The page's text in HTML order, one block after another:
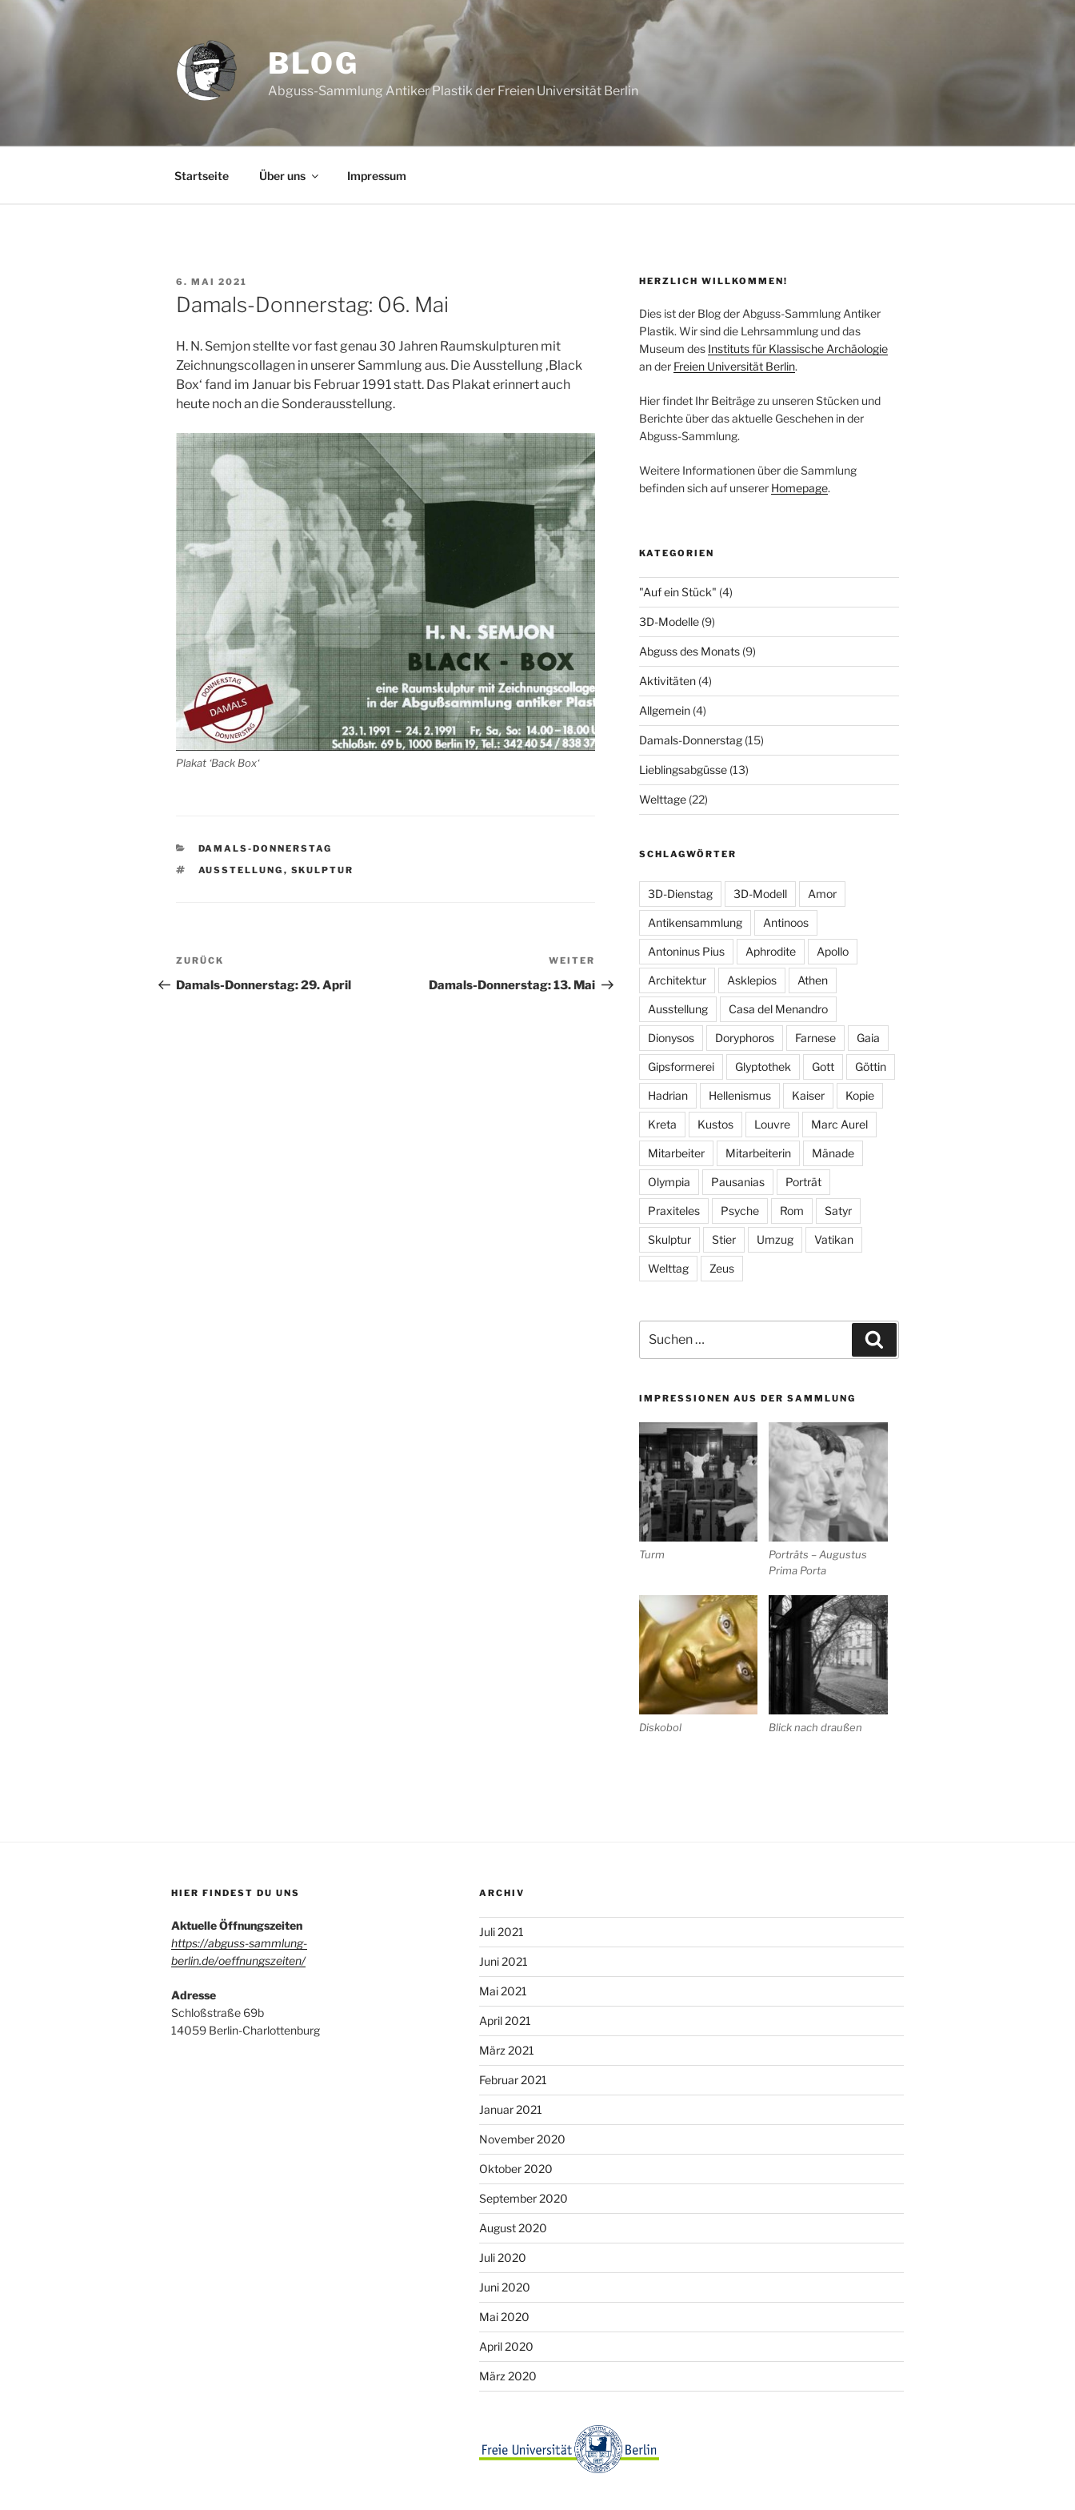
springen
BLOG
Abguss-Sammlung Antiker Plastik der Freien Universität Berlin
Startseite Über uns Impressum
VERÖFFENTLICHT
AM
6. MAI 2021
Damals-Donnerstag: 06. Mai
H. N. Semjon stellte vor fast genau 30 Jahren Raumskulpturen mit
Zeichnungscollagen in unserer Sammlung aus. Die Ausstellung ‚Black
Box‘ fand im Januar bis Februar 1991 statt. Das Plakat erinnert auch
heute noch an die Sonderausstellung.
Plakat ‘Back Box‘
KATEGORIEN
DAMALS-DONNERSTAG
SCHLAGWÖRTER
AUSSTELLUNG , SKULPTUR
Beitragsnavigation
Vorheriger
Beitrag
ZURÜCK
Damals-Donnerstag: 29. April
Nächster
Beitrag
WEITER
Damals-Donnerstag: 13. Mai
HERZLICH WILLKOMMEN!
Dies ist der Blog der Abguss-Sammlung Antiker
Plastik. Wir sind die Lehrsammlung und das
Museum des Instituts für Klassische Archäologie
an der Freien Universität Berlin.
Hier findet Ihr Beiträge zu unseren Stücken und
Berichte über das aktuelle Geschehen in der
Abguss-Sammlung.
Weitere Informationen über die Sammlung
befinden sich auf unserer Homepage.
KATEGORIEN
"Auf ein Stück" (4)
3D-Modelle(9)
Abguss des Monats(9)
Aktivitäten(4)
Allgemein(4)
Damals-Donnerstag(15)
Lieblingsabgüsse(13)
Welttage(22)
SCHLAGWÖRTER
3D-Dienstag 3D-Modell Amor
Antikensammlung Antinoos
Antoninus Pius Aphrodite Apollo
Architektur Asklepios Athen
Ausstellung Casa del Menandro
Dionysos Doryphoros Farnese Gaia
Gipsformerei Glyptothek Gott Göttin
Hadrian Hellenismus Kaiser Kopie
Kreta Kustos Louvre Marc Aurel
Mitarbeiter Mitarbeiterin Mänade
Olympia Pausanias Porträt
Praxiteles Psyche Rom Satyr
Skulptur Stier Umzug Vatikan
Welttag Zeus
nach:
IMPRESSIONEN AUS DER SAMMLUNG
Turm
Porträts – Augustus
Prima Porta
Diskobol Blick nach draußen
HIER FINDEST DU UNS
Aktuelle Öffnungszeiten
https://abguss-sammlung-
berlin.de/oeffnungszeiten/
Adresse
Schloßstraße 69b
14059 Berlin-Charlottenburg
ARCHIV
Juli 2021
Juni 2021
Mai 2021
April 2021
März 2021
Februar 2021
Januar 2021
November 2020
Oktober 2020
September 2020
August 2020
Juli 2020
Juni 2020
Mai 2020
April 2020
März 2020